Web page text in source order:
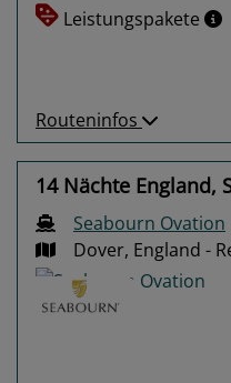
Leistungspakete
Routeninfos
14 Nächte England,
Seabourn Ovation
Dover, England -